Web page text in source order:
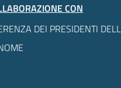
CON
DEI PRESIDENTI